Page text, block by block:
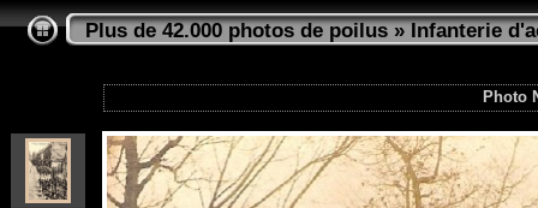
Plus de 42.000 photos de poilus»Infanterie
Photo